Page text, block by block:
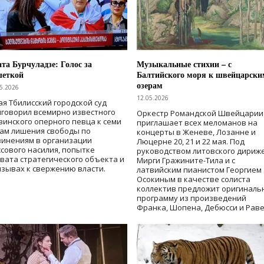
Бурчуладзе: Голос за
Тбилисский городской суд
всемирно известного
оперного певца к семи
лишения свободы по
в организации
насилия, попытке
стратегического объекта и
к свержению власти.
Музыкальные стихии – с
Балтийского моря к
озерам
12.05.2026
Оркестр Романдской Швейцарии
приглашает всех меломанов на
концерты в Женеве, Лозанне и
Люцерне 20, 21 и 22 мая. Под
руководством литовского
Мирги Гражините-Тила и с
латвийским пианистом Георгием
Осокиным в качестве солиста
коллектив предложит
программу из произведений
Франка, Шопена, Дебюсси и